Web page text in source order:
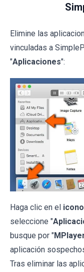
Elimine las
vinculadas a
"Aplicaciones":
Haga clic en el
seleccione "
busque por "
aplicación
Tras eliminar las